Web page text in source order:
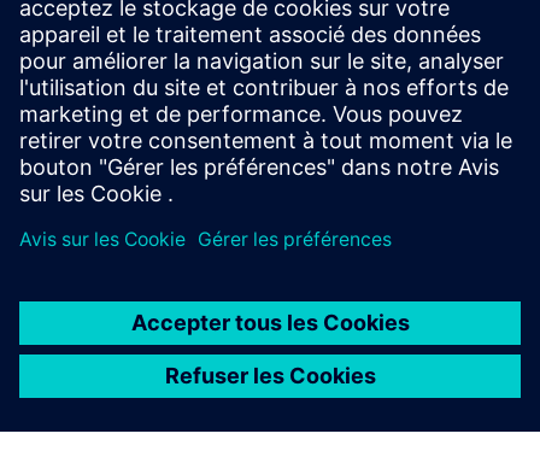
Maintenance Aware Design Ecosystem (MADE)
identifie et atténue les risques techniques. Il optimise
également la conception des systèmes d'ingénierie
complexes.